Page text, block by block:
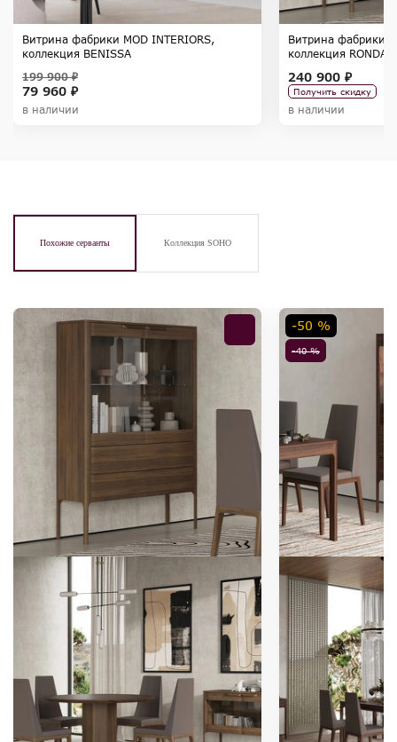
Витрина фабрики MOD INTERIORS,
коллекция BENISSA
79 960 ₽
199 900 ₽
в наличии
Витрина фабрики
коллекция RONDA
240 900 ₽
Получить скидку
в наличии
Похожие серванты Коллекция SOHO
-40 %
-50 %